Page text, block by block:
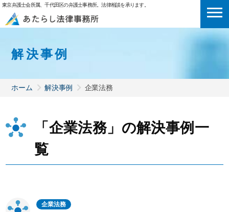
東京弁護士会所属、千代田区の弁護士事務所。法律相談を承ります。
解決事例
ホーム 解決事例 企業法務
「企業法務」の解決事例一
覧
企業法務